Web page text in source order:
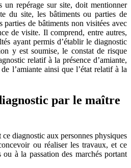
un repérage sur site, doit mentionner
du site, les bâtiments ou parties de
parties de bâtiments non visitées avec
de visite. Il comprend, entre autres,
ayant permis d’établir le diagnostic
y est soumise, le constat de risque
relatif à la présence d’amiante,
l’amiante ainsi que l’état relatif à la
par le maître
diagnostic aux personnes physiques
ou réaliser les travaux, et ce
ou à la passation des marchés portant